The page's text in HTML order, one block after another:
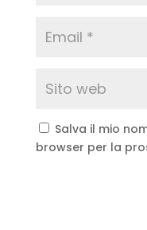
Salva il mio
browser per la